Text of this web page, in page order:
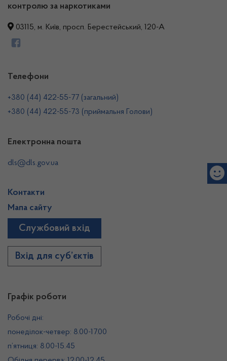
контролю за наркотиками
03115, м. Київ, просп. Берестейський, 120-А
Графік роботи
Робочі дні:
понеділок-четвер: 8.00-17.00
п’ятниця: 8.00-15.45
Телефони
+380 (44) 422-55-77 (загальний)
+380 (44) 422-55-73 (приймальня Голови)
Електронна пошта
dls@dls.gov.ua
Контакти
Мапа сайту
Службовий вхід
Вхід для суб’єктів